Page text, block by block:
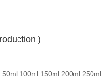
）
)
100ml 150ml 200ml 250ml